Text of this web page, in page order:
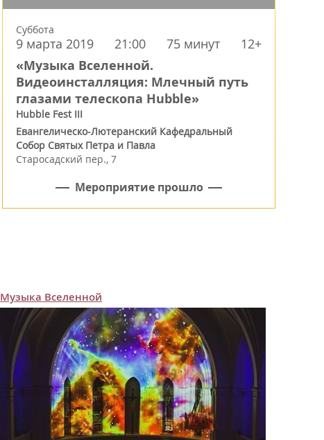
Суббота
9 марта 2019 21:00 75 минут 12+
«Музыка Вселенной.
Видеоинсталляция: Млечный путь
глазами телескопа Hubble»
Hubble Fest III
Евангелическо-Лютеранский Кафедральный
Собор Святых Петра и Павла
Старосадский пер., 7
Мероприятие прошло
Музыка Вселенной